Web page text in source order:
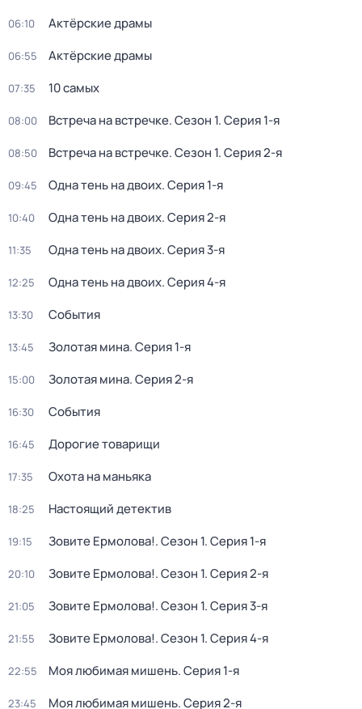
06:10 Актёрские драмы
06:55 Актёрские драмы
07:35 10 самых
08:00 Встреча на встречке. Сезон 1. Серия 1-я
08:50 Встреча на встречке. Сезон 1. Серия 2-я
09:45 Одна тень на двоих. Серия 1-я
10:40 Одна тень на двоих. Серия 2-я
11:35 Одна тень на двоих. Серия 3-я
12:25 Одна тень на двоих. Серия 4-я
13:30 События
13:45 Золотая мина. Серия 1-я
15:00 Золотая мина. Серия 2-я
16:30 События
16:45 Дорогие товарищи
17:35 Охота на маньяка
18:25 Настоящий детектив
19:15 Зовите Ермолова!. Сезон 1. Серия 1-я
20:10 Зовите Ермолова!. Сезон 1. Серия 2-я
21:05 Зовите Ермолова!. Сезон 1. Серия 3-я
21:55 Зовите Ермолова!. Сезон 1. Серия 4-я
22:55 Моя любимая мишень. Серия 1-я
23:45 Моя любимая мишень. Серия 2-я